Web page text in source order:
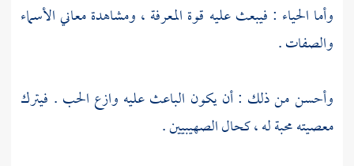
وأما الحياء : فيبعث عليه قوة المعرفة ، ومشاهدة معاني الأسماء
والصفات .
وأحسن من ذلك : أن يكون الباعث عليه وازع الحب . فيترك
معصيته محبة له ، كحال الصهيبيين .